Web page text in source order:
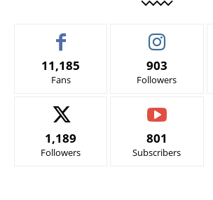
11,185
Fans
903
Followers
1,189
Followers
801
Subscribers